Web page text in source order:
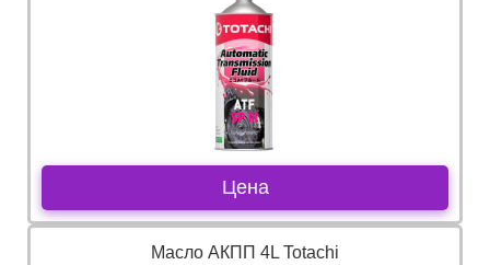
Цена
Масло АКПП 4L Totachi